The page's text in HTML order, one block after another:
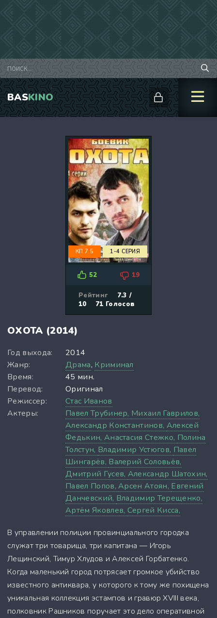
BASKINO
КП 7.5 1-4 СЕРИЯ
52 19
Рейтинг
7.3 /
10
71 Голосов
ОХОТА (2014)
Год выхода:
2014
Жанр:
Драма, Криминал
Время:
45 мин.
Перевод:
Оригинал
Режиссер:
Стас Иванов
Актеры:
Павел Трубинер, Михаил Гаврилов,
Александр Константинов, Алексей
Федькин, Анастасия Стежко, Полина
Толстун, Владимир Устюгов, Павел
Шингарёв, Валерий Соловьёв,
Дмитрий Гусев, Александр Шатохин,
Павел Попов,Арсен Атоян, Евгений
Данчевский, Владимир Терещенко,
Артём Яковлев, Сергей Кисса,
В управлении полиции провинциального городка
служат три товарища, три капитана — Игорь
Лещинский, Тимур Хлудов и Алексей Горбатенко.
Когда маленький город потрясает громкое убийство
известного антиквара, у которого к тому же похищена
уникальная коллекция эстампов и гравюр XVIII века,
полковник Рашников поручает это дело оперативной